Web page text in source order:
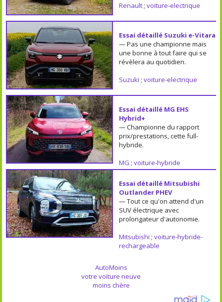
Renault; voiture-electrique
Essai détaillé Suzuki e-Vitara
— Pas une championne mais
une bonne à tout faire qui se
révèlera au quotidien.
Suzuki ; voiture-electrique
Essai détaillé MG EHS
Hybrid+
— Championne du rapport
prix/prestations, cette full-
hybride.
MG ; voiture-hybride
Essai détaillé Mitsubishi
Outlander PHEV
— Tout ce qu'on attend d'un
SUV électrique avec
prolongateur d'autonomie.
Mitsubishi ; voiture-hybride-
rechargeable
AutoMoins
votre voiture neuve
moins chère